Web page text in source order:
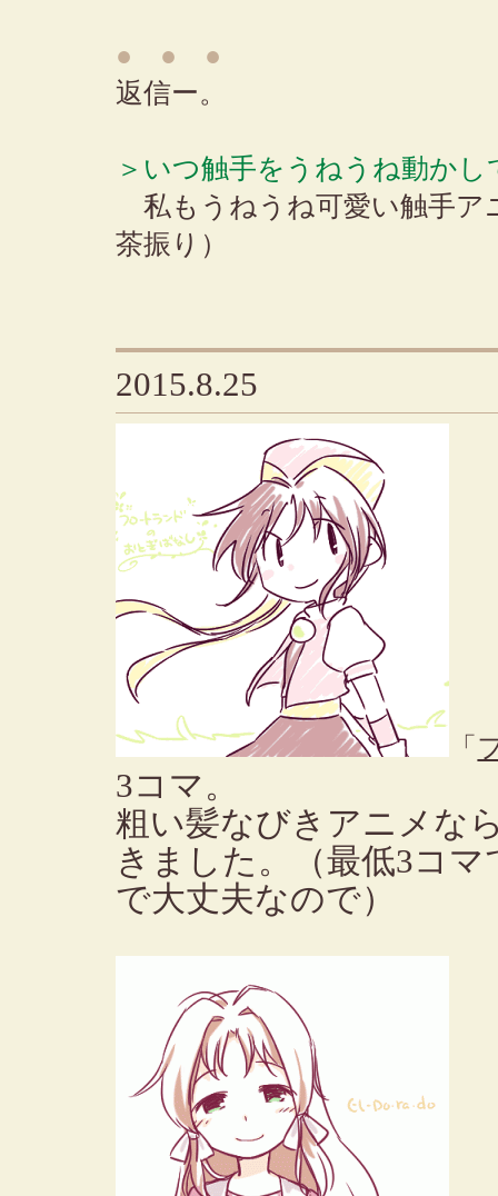
● ● ●
返信ー。
＞いつ触手をうねうね動か
私もうねうね可愛い触手ア
茶振り）
2015.8.25
「
3コマ。
粗い髪なびきアニメな
きました。（最低3コ
で大丈夫なので）